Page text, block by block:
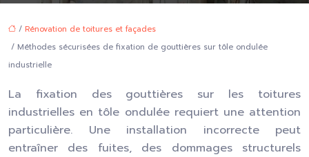
/ Rénovation de toitures et façades
/ Méthodes sécurisées de fixation de gouttières sur tôle ondulée
industrielle
La fixation des gouttières sur les toitures
industrielles en tôle ondulée requiert une attention
particulière. Une installation incorrecte peut
entraîner des fuites, des dommages structurels